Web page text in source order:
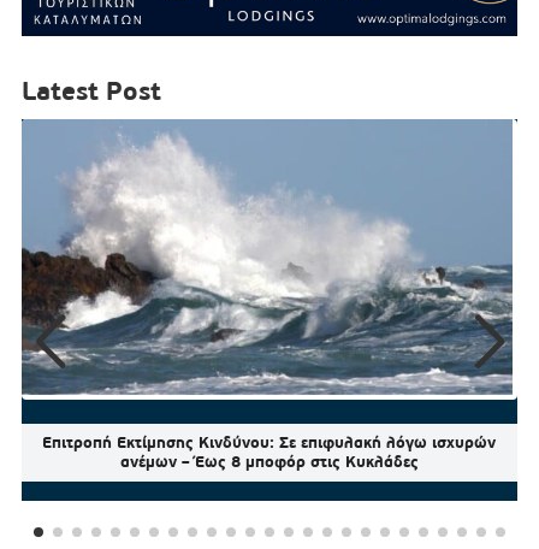
Latest Post
Επιτροπή Εκτίμησης Κινδύνου: Σε επιφυλακή λόγω ισχυρών
ανέμων – Έως 8 μποφόρ στις Κυκλάδες